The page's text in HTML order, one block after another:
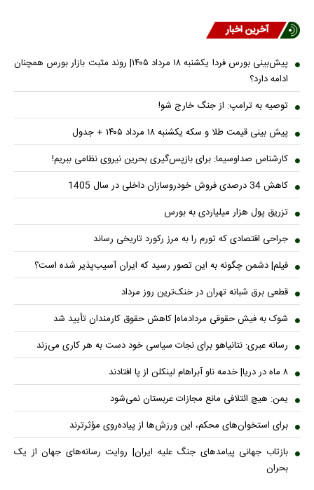
آخرین اخبار
پیش‌بینی بورس فردا یکشنبه ۱۸ مرداد ۱۴۰۵| روند مثبت بازار بورس همچنان
ادامه دارد؟
توصیه به ترامپ: از جنگ خارج شو!
پیش بینی قیمت طلا و سکه یکشنبه ۱۸ مرداد ۱۴۰۵ + جدول
کارشناس صداوسیما: برای بازپس‌گیری بحرین نیروی نظامی ببریم!
کاهش 34 درصدی فروش خودروسازان داخلی در سال 1405
تزریق پول هزار میلیاردی به بورس
جراحی اقتصادی که تورم را به مرز رکورد تاریخی رساند
فیلم| دشمن چگونه به این تصور رسید که ایران آسیب‌پذیر شده است؟
قطعی برق شبانه تهران در خنک‌ترین روز مرداد
شوک به فیش حقوقی مردادماه| کاهش حقوق کارمندان تأیید شد
رسانه عبری: نتانیاهو برای نجات سیاسی خود دست به هر کاری می‌زند
۸ ماه در دریا| خدمه ناو آبراهام لینکلن از پا افتادند
یمن: هیچ ائتلافی مانع مجازات عربستان نمی‌شود
برای استخوان‌های محکم، این ورزش‌ها از پیاده‌روی مؤثرترند
بازتاب جهانی پیامدهای جنگ علیه ایران| روایت رسانه‌های جهان از یک
بحران